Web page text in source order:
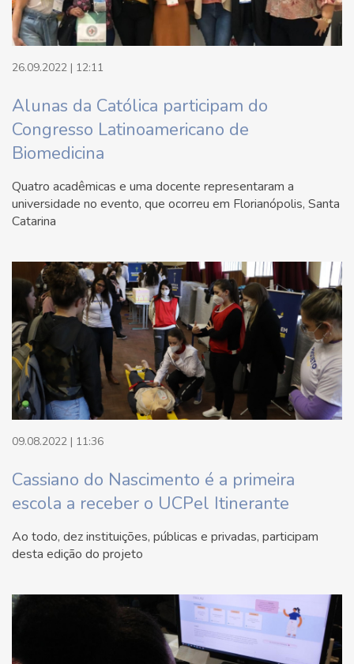
26.09.2022 | 12:11
Alunas da Católica participam do
Congresso Latinoamericano de
Biomedicina
Quatro acadêmicas e uma docente representaram a
universidade no evento, que ocorreu em Florianópolis, Santa
Catarina
09.08.2022 | 11:36
Cassiano do Nascimento é a primeira
escola a receber o UCPel Itinerante
Ao todo, dez instituições, públicas e privadas, participam
desta edição do projeto